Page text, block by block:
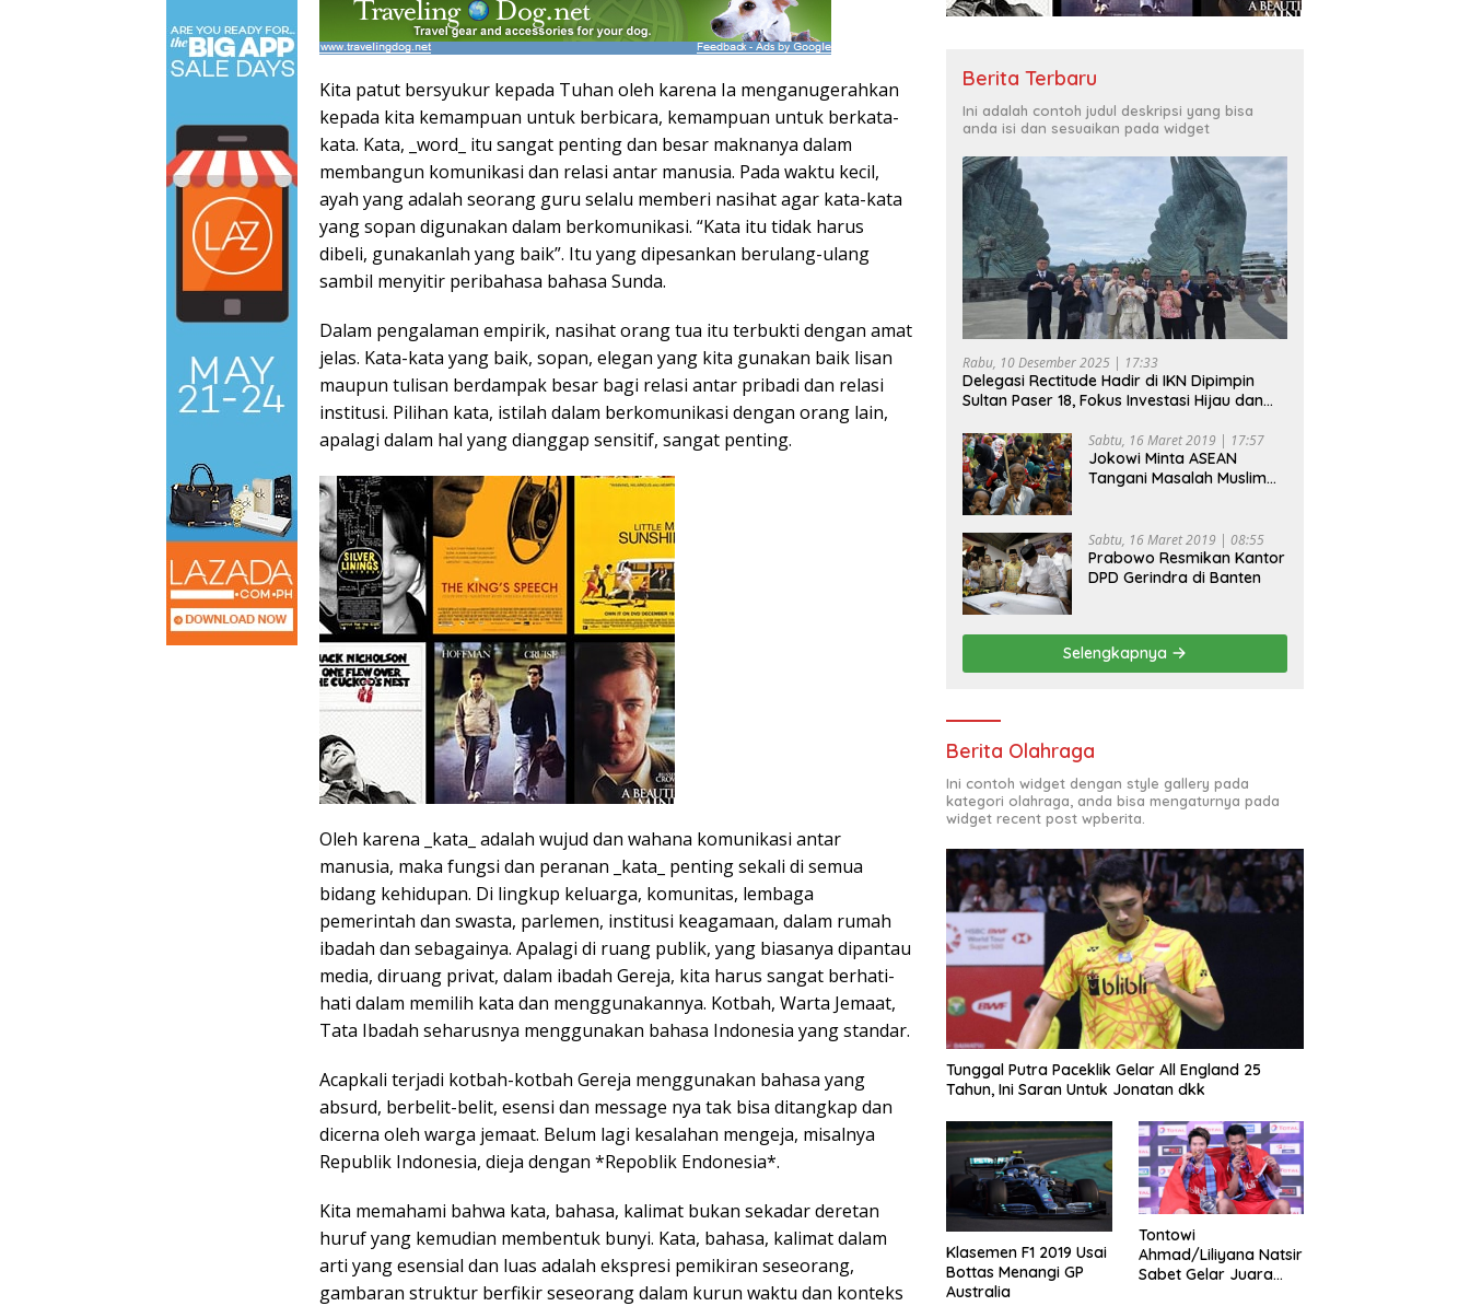
Kita patut bersyukur kepada Tuhan oleh karena Ia menganugerahkan
kepada kita kemampuan untuk berbicara, kemampuan untuk berkata-
kata. Kata, _word_ itu sangat penting dan besar maknanya dalam
membangun komunikasi dan relasi antar manusia. Pada waktu kecil,
ayah yang adalah seorang guru selalu memberi nasihat agar kata-kata
yang sopan digunakan dalam berkomunikasi. “Kata itu tidak harus
dibeli, gunakanlah yang baik”. Itu yang dipesankan berulang-ulang
sambil menyitir peribahasa bahasa Sunda.
Dalam pengalaman empirik, nasihat orang tua itu terbukti dengan amat
jelas. Kata-kata yang baik, sopan, elegan yang kita gunakan baik lisan
maupun tulisan berdampak besar bagi relasi antar pribadi dan relasi
institusi. Pilihan kata, istilah dalam berkomunikasi dengan orang lain,
apalagi dalam hal yang dianggap sensitif, sangat penting.
Oleh karena _kata_ adalah wujud dan wahana komunikasi antar
manusia, maka fungsi dan peranan _kata_ penting sekali di semua
bidang kehidupan. Di lingkup keluarga, komunitas, lembaga
pemerintah dan swasta, parlemen, institusi keagamaan, dalam rumah
ibadah dan sebagainya. Apalagi di ruang publik, yang biasanya dipantau
media, diruang privat, dalam ibadah Gereja, kita harus sangat berhati-
hati dalam memilih kata dan menggunakannya. Kotbah, Warta Jemaat,
Tata Ibadah seharusnya menggunakan bahasa Indonesia yang standar.
Acapkali terjadi kotbah-kotbah Gereja menggunakan bahasa yang
absurd, berbelit-belit, esensi dan message nya tak bisa ditangkap dan
dicerna oleh warga jemaat. Belum lagi kesalahan mengeja, misalnya
Republik Indonesia, dieja dengan *Repoblik Endonesia*.
Kita memahami bahwa kata, bahasa, kalimat bukan sekadar deretan
huruf yang kemudian membentuk bunyi. Kata, bahasa, kalimat dalam
arti yang esensial dan luas adalah ekspresi pemikiran seseorang,
gambaran struktur berfikir seseorang dalam kurun waktu dan konteks
Berita Terbaru
Ini adalah contoh judul deskripsi yang bisa
anda isi dan sesuaikan pada widget
Rabu, 10 Desember 2025 | 17:33
Delegasi Rectitude Hadir di IKN Dipimpin
Sultan Paser 18, Fokus Investasi Hijau dan
Sabtu, 16 Maret 2019 | 17:57
Jokowi Minta ASEAN
Tangani Masalah Muslim
Sabtu, 16 Maret 2019 | 08:55
Prabowo Resmikan Kantor
DPD Gerindra di Banten
Selengkapnya
Berita Olahraga
Ini contoh widget dengan style gallery pada
kategori olahraga, anda bisa mengaturnya pada
widget recent post wpberita.
Tunggal Putra Paceklik Gelar All England 25
Tahun, Ini Saran Untuk Jonatan dkk
Klasemen F1 2019 Usai
Bottas Menangi GP
Australia
Tontowi
Ahmad/Liliyana Natsir
Sabet Gelar Juara